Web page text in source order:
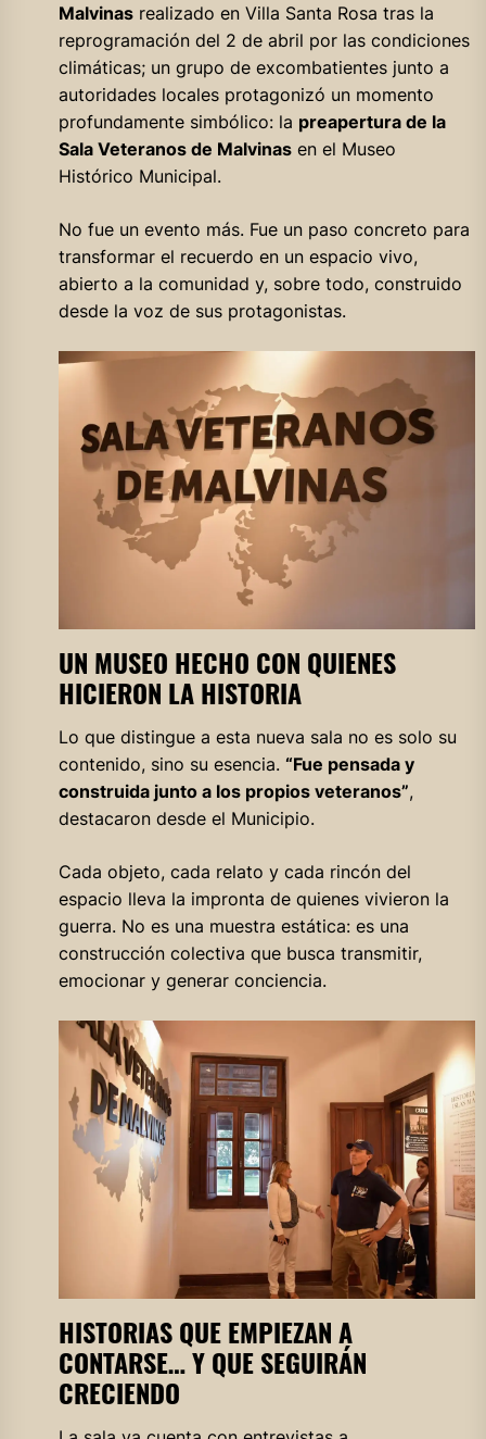
Malvinasrealizado en Villa Santa Rosa tras la
reprogramación del 2 de abril por las condiciones
climáticas; un grupo de excombatientes junto a
autoridades locales protagonizó un momento
profundamente simbólico: la preapertura de la
Sala Veteranos de Malvinasen el Museo
Histórico Municipal.
No fue un evento más. Fue un paso concreto para
transformar el recuerdo en un espacio vivo,
abierto a la comunidad y, sobre todo, construido
desde la voz de sus protagonistas.
UN MUSEO HECHO CON QUIENES
HICIERON LA HISTORIA
Lo que distingue a esta nueva sala no es solo su
contenido, sino su esencia. “Fue pensada y
construida junto a los propios veteranos”,
destacaron desde el Municipio.
Cada objeto, cada relato y cada rincón del
espacio lleva la impronta de quienes vivieron la
guerra. No es una muestra estática: es una
construcción colectiva que busca transmitir,
emocionar y generar conciencia.
HISTORIAS QUE EMPIEZAN A
CONTARSE… Y QUE SEGUIRÁN
CRECIENDO